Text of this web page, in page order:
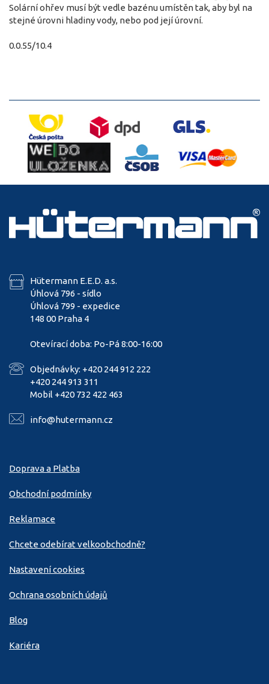
Solární ohřev musí být vedle bazénu umístěn tak, aby byl na
stejné úrovni hladiny vody, nebo pod její úrovní.
0.0.55/10.4
Hütermann E.E.D. a.s.
Úhlová 796 - sídlo
Úhlová 799 - expedice
148 00 Praha 4
Otevírací doba: Po-Pá 8:00-16:00
Objednávky: +420 244 912 222
+420 244 913 311
Mobil +420 732 422 463
info@hutermann.cz
Doprava a Platba
Obchodní podmínky
Reklamace
Chcete odebírat velkoobchodně?
Nastavení cookies
Ochrana osobních údajů
Blog
Kariéra